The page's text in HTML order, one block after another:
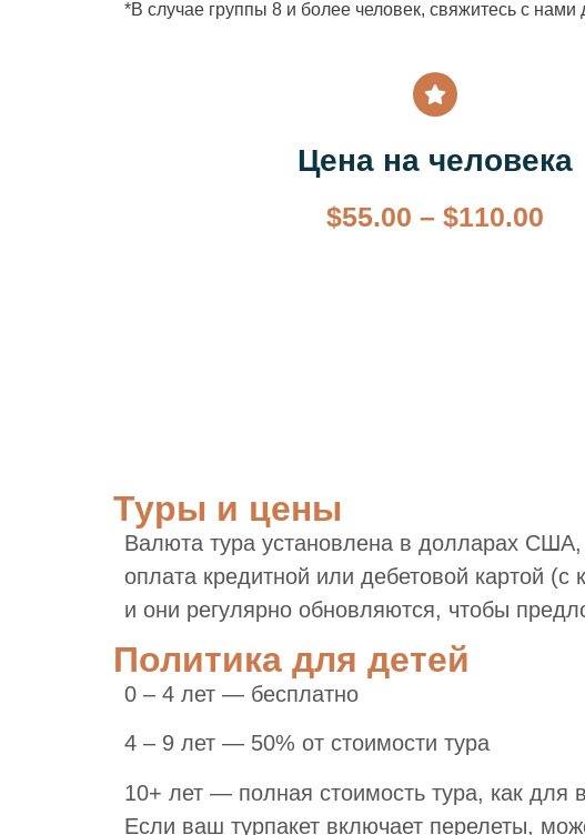
*В случае группы 8 и более человек, свяжитесь с
Цена на человека
$55.00 – $110.00
Туры и цены
Валюта тура установлена в долларах
оплата кредитной или дебетовой картой
и они регулярно обновляются, чтобы
Политика для детей
0 – 4 лет — бесплатно
4 – 9 лет — 50% от стоимости тура
10+ лет — полная стоимость тура, как для
Если ваш турпакет включает перелеты,